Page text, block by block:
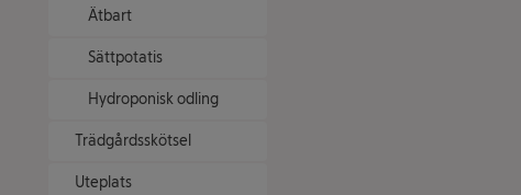
Ätbart
Sättpotatis
Hydroponisk odling
Trädgårdsskötsel
Uteplats